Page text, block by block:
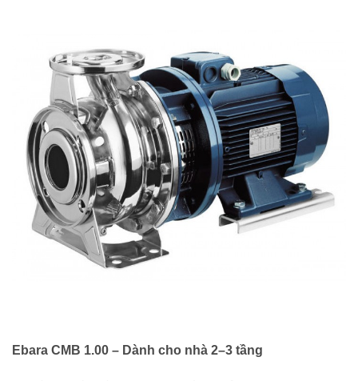
Ebara CMB 1.00 – Dành cho nhà 2–3 tầng